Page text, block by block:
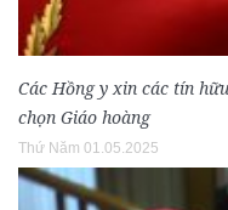
Các Hồng y xin các tín
chọn Giáo hoàng
Thứ Năm 01.05.2025